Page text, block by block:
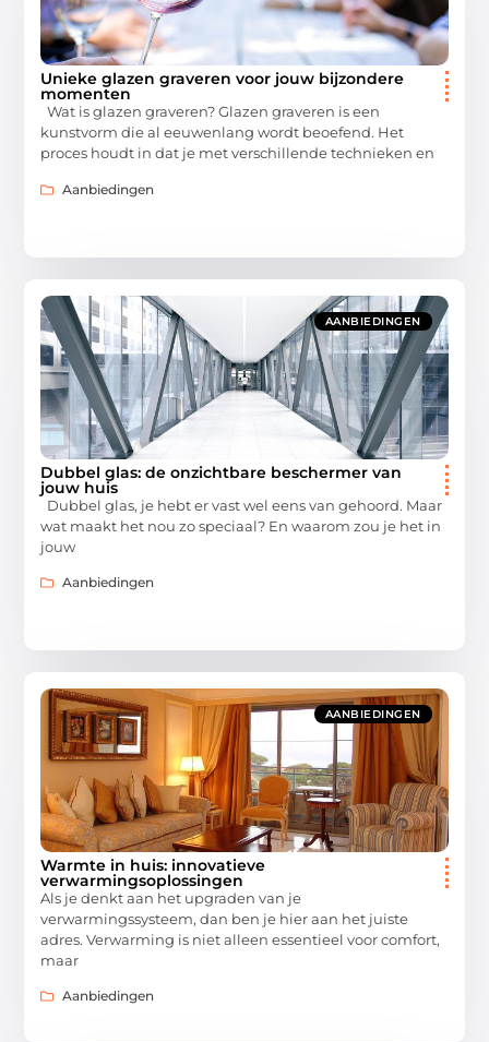
Unieke glazen graveren voor jouw bijzondere
momenten
Wat is glazen graveren? Glazen graveren is een
kunstvorm die al eeuwenlang wordt beoefend. Het
proces houdt in dat je met verschillende technieken en
Aanbiedingen
AANBIEDINGEN
Dubbel glas: de onzichtbare beschermer van
jouw huis
Dubbel glas, je hebt er vast wel eens van gehoord. Maar
wat maakt het nou zo speciaal? En waarom zou je het in
jouw
Aanbiedingen
AANBIEDINGEN
Warmte in huis: innovatieve
verwarmingsoplossingen
Als je denkt aan het upgraden van je
verwarmingssysteem, dan ben je hier aan het juiste
adres. Verwarming is niet alleen essentieel voor comfort,
maar
Aanbiedingen